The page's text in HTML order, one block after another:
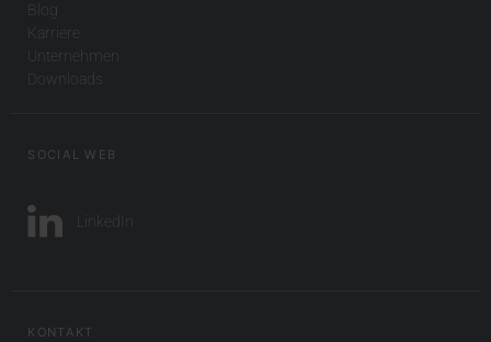
Blog
Karriere
Unternehmen
Downloads
SOCIAL WEB
LinkedIn
KONTAKT